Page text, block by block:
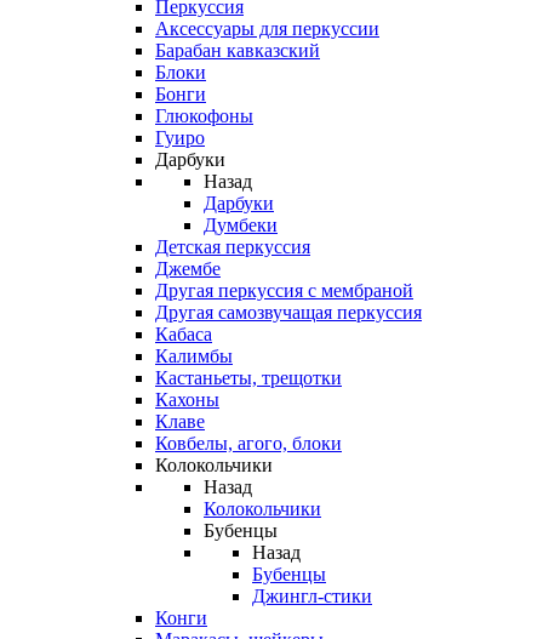
Перкуссия
Аксессуары для перкуссии
Барабан кавказский
Блоки
Бонги
Глюкофоны
Гуиро
Дарбуки
Назад
Дарбуки
Думбеки
Детская перкуссия
Джембе
Другая перкуссия с мембраной
Другая самозвучащая перкуссия
Кабаса
Калимбы
Кастаньеты, трещотки
Кахоны
Клаве
Ковбелы, агого, блоки
Колокольчики
Назад
Колокольчики
Бубенцы
Назад
Бубенцы
Джингл-стики
Конги